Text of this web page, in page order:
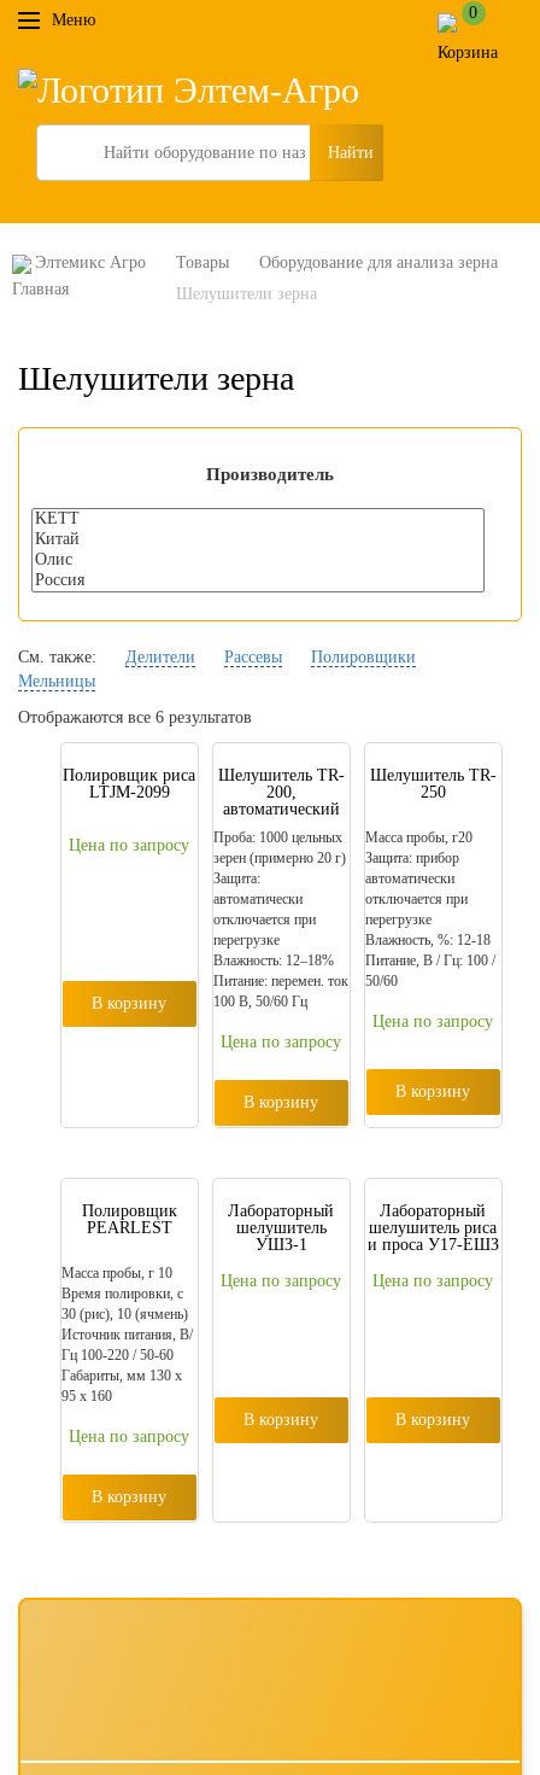
Меню 0
Search
Элтемикс Агро Товары
Оборудование для анализа зерна
Шелушители зерна
Шелушители зерна
Производитель
См. также: Делители Рассевы
Полировщики
Мельницы
Отображаются все 6 результатов
Полировщик риса
LTJM-2099
Цена по запросу
В корзину
Шелушитель TR-
200,
автоматический
Проба: 1000 цельных
зерен (примерно 20 г)
Защита:
автоматически
отключается при
перегрузке
Влажность: 12–18%
Питание: перемен. ток
100 В, 50/60 Гц
Цена по запросу
В корзину
Шелушитель TR-
250
Масса пробы, г20
Защита: прибор
автоматически
отключается при
перегрузке
Влажность, %: 12-18
Питание, В / Гц: 100 /
50/60
Цена по запросу
В корзину
Полировщик
PEARLEST
Масса пробы, г 10
Время полировки, с
30 (рис), 10 (ячмень)
Источник питания, В/
Гц 100-220 / 50-60
Габариты, мм 130 х
95 х 160
Цена по запросу
В корзину
Лабораторный
шелушитель
УШЗ-1
Цена по запросу
В корзину
Лабораторный
шелушитель риса
и проса У17-ЕШЗ
Цена по запросу
В корзину